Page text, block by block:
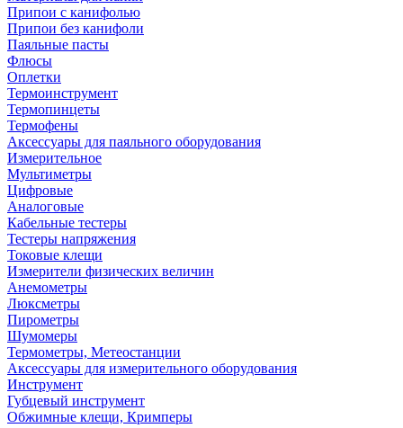
Припои с канифолью
Припои без канифоли
Паяльные пасты
Флюсы
Оплетки
Термоинструмент
Термопинцеты
Термофены
Аксессуары для паяльного оборудования
Измерительное
Мультиметры
Цифровые
Аналоговые
Кабельные тестеры
Тестеры напряжения
Токовые клещи
Измерители физических величин
Анемометры
Люксметры
Пирометры
Шумомеры
Термометры, Метеостанции
Аксессуары для измерительного оборудования
Инструмент
Губцевый инструмент
Обжимные клещи, Кримперы